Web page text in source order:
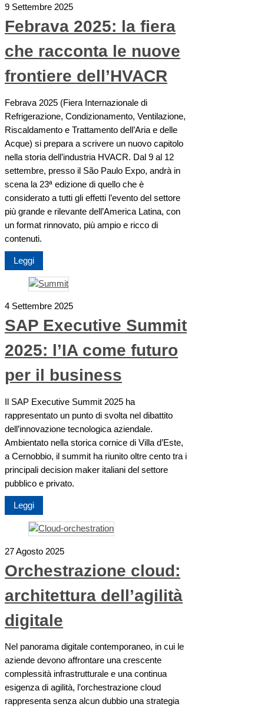
9 Settembre 2025
Febrava 2025: la fiera
che racconta le nuove
frontiere dell’HVACR
Febrava 2025 (Fiera Internazionale di
Refrigerazione, Condizionamento, Ventilazione,
Riscaldamento e Trattamento dell’Aria e delle
Acque) si prepara a scrivere un nuovo capitolo
nella storia dell’industria HVACR. Dal 9 al 12
settembre, presso il São Paulo Expo, andrà in
scena la 23ª edizione di quello che è
considerato a tutti gli effetti l’evento del settore
più grande e rilevante dell’America Latina, con
un format rinnovato, più ampio e ricco di
contenuti.
Leggi
4 Settembre 2025
SAP Executive Summit
2025: l’IA come futuro
per il business
Il SAP Executive Summit 2025 ha
rappresentato un punto di svolta nel dibattito
dell’innovazione tecnologica aziendale.
Ambientato nella storica cornice di Villa d’Este,
a Cernobbio, il summit ha riunito oltre cento tra i
principali decision maker italiani del settore
pubblico e privato.
Leggi
27 Agosto 2025
Orchestrazione cloud:
architettura dell’agilità
digitale
Nel panorama digitale contemporaneo, in cui le
aziende devono affrontare una crescente
complessità infrastrutturale e una continua
esigenza di agilità, l’orchestrazione cloud
rappresenta senza alcun dubbio una strategia